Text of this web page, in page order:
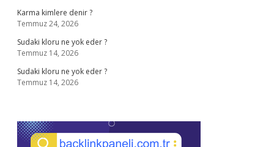
Karma kimlere denir ?
Temmuz 24, 2026
Sudaki kloru ne yok eder ?
Temmuz 14, 2026
Sudaki kloru ne yok eder ?
Temmuz 14, 2026